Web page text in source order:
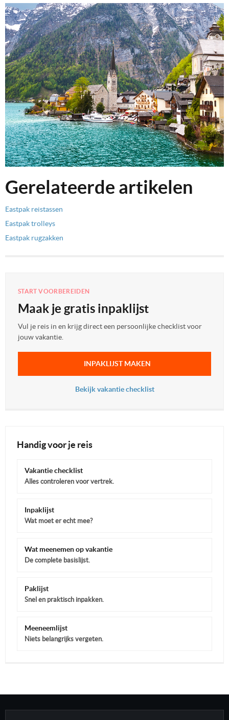
Gerelateerde artikelen
Eastpak reistassen
Eastpak trolleys
Eastpak rugzakken
START VOORBEREIDEN
Maak je gratis inpaklijst
Vul je reis in en krijg direct een persoonlijke checklist voor
jouw vakantie.
INPAKLIJST MAKEN
Bekijk vakantie checklist
Handig voor je reis
Vakantie checklist
Alles controleren voor vertrek.
Inpaklijst
Wat moet er echt mee?
Wat meenemen op vakantie
De complete basislijst.
Paklijst
Snel en praktisch inpakken.
Meeneemlijst
Niets belangrijks vergeten.